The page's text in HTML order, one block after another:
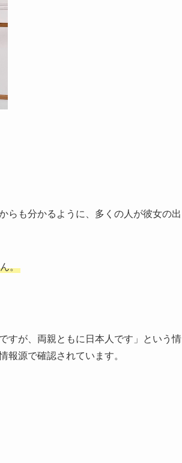
らも分かるように、多くの人が彼女の出
。
すが、両親ともに日本人です」という情
報源で確認されています。